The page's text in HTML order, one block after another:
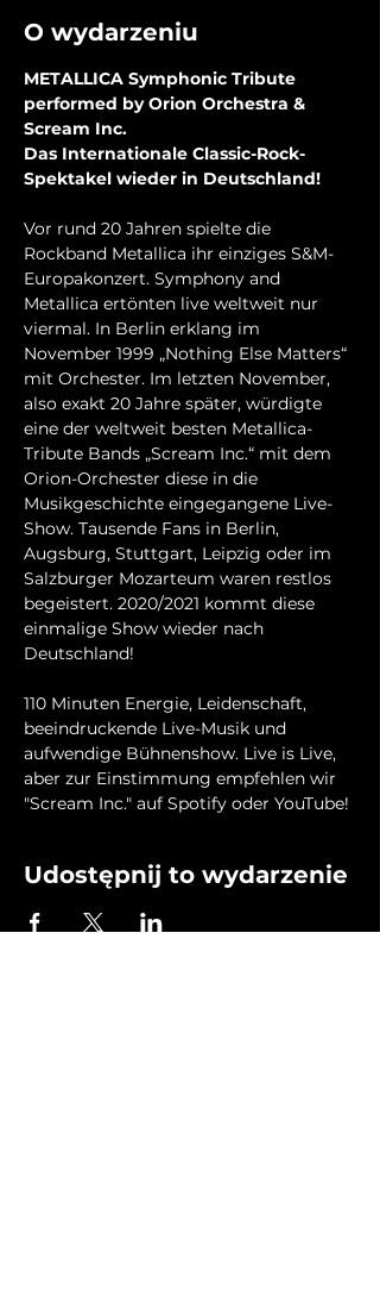
O wydarzeniu
METALLICA Symphonic Tribute
performed by Orion Orchestra &
Scream Inc.
Das Internationale Classic-Rock-
Spektakel wieder in Deutschland!
Vor rund 20 Jahren spielte die
Rockband Metallica ihr einziges S&M-
Europakonzert. Symphony and
Metallica ertönten live weltweit nur
viermal. In Berlin erklang im
November 1999 „Nothing Else Matters“
mit Orchester. Im letzten November,
also exakt 20 Jahre später, würdigte
eine der weltweit besten Metallica-
Tribute Bands „Scream Inc.“ mit dem
Orion-Orchester diese in die
Musikgeschichte eingegangene Live-
Show. Tausende Fans in Berlin,
Augsburg, Stuttgart, Leipzig oder im
Salzburger Mozarteum waren restlos
begeistert. 2020/2021 kommt diese
einmalige Show wieder nach
Deutschland!
110 Minuten Energie, Leidenschaft,
beeindruckende Live-Musik und
aufwendige Bühnenshow. Live is Live,
aber zur Einstimmung empfehlen wir
"Scream Inc." auf Spotify oder YouTube!
Udostępnij to wydarzenie